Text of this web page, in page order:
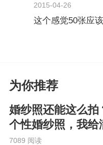
2015-04-26
这个感觉50张应
为你推荐
婚纱照还能这么拍
个性婚纱照，我给
7089 阅读